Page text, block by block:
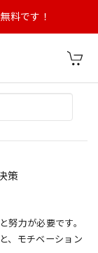
料です！
策
努力が必要です。
、モチベーション